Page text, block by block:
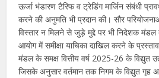
ऊर्जा भंडारण टैरिफ व ट्रेडिंग मार्जिन संबंधी
करने की अनुमति भी प्रदान की। सौर
विस्तार न मिलने से जुड़े मुद्दे पर भी निदेशक मंडल
आयोग में समीक्षा याचिका दाखिल करने के
मंडल के समक्ष वित्तीय वर्ष 2025-26 के विद्युत
जिसके अनुसार वर्तमान तक निगम के विद्युत गृह